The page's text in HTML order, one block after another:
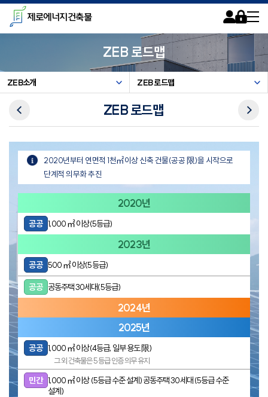
본문으로 가기
주메뉴로 가기
카피라이트로 가기
제로에너지건축물 회원가입
로그인
ZEB 로드맵
ZEB소개 ZEB 로드맵
ZEB 로드맵
이전메뉴 다음메뉴
2020년부터 연면적 1천㎡이상 신축 건물(공공 限)을 시작으로
단계적 의무화 추진
2020년
공공 1,000 ㎡ 이상(5등급)
2023년
공공 500 ㎡ 이상(5등급)
공공 공동주택 30세대(5등급)
2024년
2025년
공공 1,000 ㎡ 이상(4등급, 일부 용도 限)
그 외 건축물은5등급 인증 의무 유지
민간 1,000 ㎡ 이상(5등급 수준 설계)공동주택 30세대(5등급 수준
설계)